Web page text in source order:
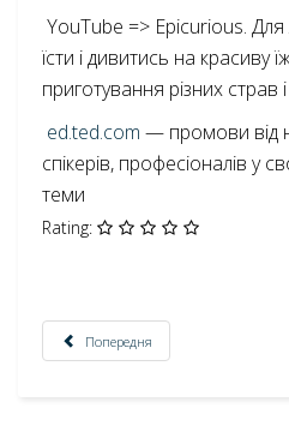
YouTube => Epicurious. Для
їсти і дивитись на красиву
приготування різних страв
ed.ted.com — промови від
спікерів, професіоналів у
теми
Rating:
Попередня